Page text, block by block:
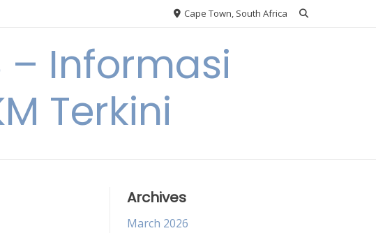
Cape Town, South Africa
– Informasi
Terkini
Archives
March 2026